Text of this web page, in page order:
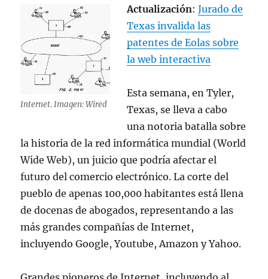
Internet. Imagen: Wired
Actualización:Jurado de
Texas invalida las
patentes de Eolas sobre
la web interactiva
Esta semana, en Tyler,
Texas, se lleva a cabo
una notoria batalla sobre
la historia de la red informática mundial (World
Wide Web), un juicio que podría afectar el
futuro del comercio electrónico. La corte del
pueblo de apenas 100,000 habitantes está llena
de docenas de abogados, representando a las
más grandes compañías de Internet,
incluyendo Google, Youtube, Amazon y Yahoo.